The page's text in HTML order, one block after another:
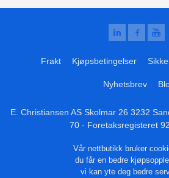
Frakt Kjøpsbetingelser
Nyhetsbrev
E. Christiansen AS Skolmar 26 3232
70- Foretaksregisteret
Vår nettbutikk bruker
du får en bedre
vi kan yte deg bedre